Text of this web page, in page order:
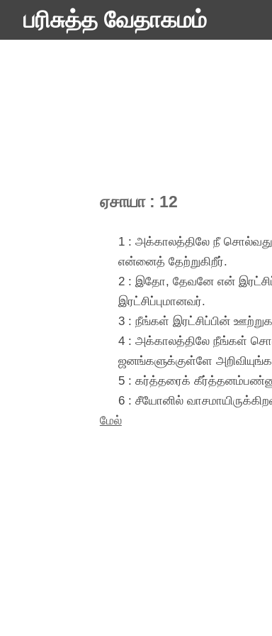
பரிசுத்த வேதாகமம்
ஏசாயா : 12
1 : அக்காலத்திலே நீ
என்னைத் தேற்றுகிறீர்.
2 : இதோ, தேவனே என்
இரட்சிப்புமானவர்.
3 : நீங்கள் இரட்சிப்பின்
4 : அக்காலத்திலே நீங்கள்
ஜனங்களுக்குள்ளே
5 : கர்த்தரைக்
6 : சீயோனில்
மேல்